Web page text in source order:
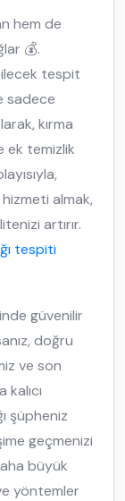
hem de
💰.
tespit
sadece
kırma
ek temizlik
hizmeti almak,
artırır.
tespiti
güvenilir
doğru
ve son
şüpheniz
geçmenizi
büyük
yöntemler